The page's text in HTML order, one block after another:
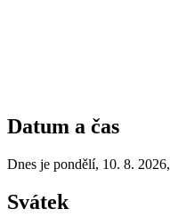
Datum a čas
Dnes je pondělí, 10. 8. 2026,
Svátek